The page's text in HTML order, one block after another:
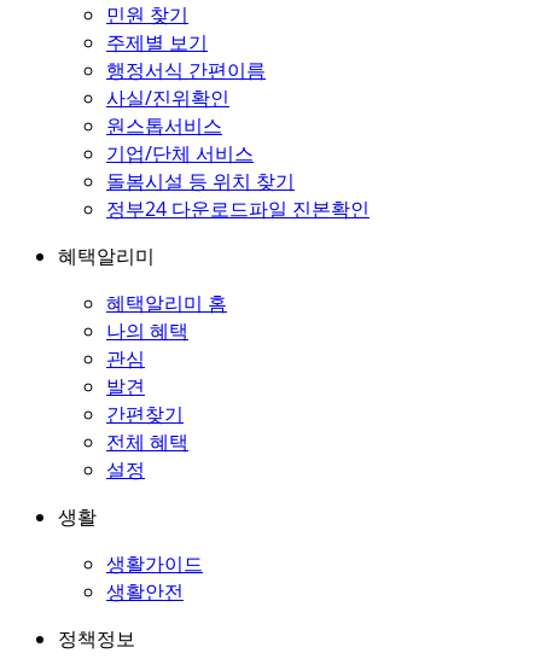
민원 찾기
주제별 보기
행정서식 간편이름
사실/진위확인
원스톱서비스
기업/단체 서비스
돌봄시설 등 위치 찾기
정부24 다운로드파일 진본확인
혜택알리미
혜택알리미 홈
나의 혜택
관심
발견
간편찾기
전체 혜택
설정
생활
생활가이드
생활안전
정책정보